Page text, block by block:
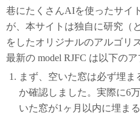
巷にたくさんAIを使ったサイ
が、本サイトは独自に研究（
をしたオリジナルのアルゴリ
最新の model RJFC は以下の
まず、空いた窓は必ず埋
か確認しました。実際に6
いた窓が1ヶ月以内に埋ま